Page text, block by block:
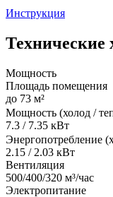
Инструкция
Технические
Мощность
Площадь помещения
до 73 м²
Мощность (холод /
7.3 / 7.35 кВт
Энергопотребление
2.15 / 2.03 кВт
Вентиляция
500/400/320 м³/час
Электропитание